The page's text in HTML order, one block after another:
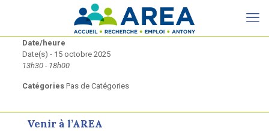
Date/heure
Date(s) - 15 octobre 2025
13h30 - 18h00
CatégoriesPas de Catégories
Venir à l’AREA